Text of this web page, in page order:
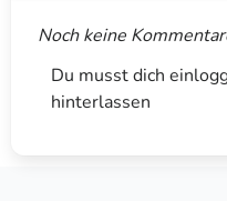
Noch keine
Du musst dich
hinterlassen